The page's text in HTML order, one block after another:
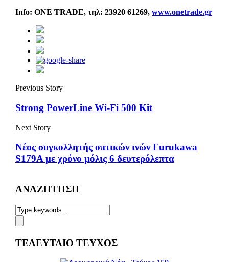
Info: ONE TRADE, τηλ: 23920 61269, www.onetrade.gr
Previous Story
Strong PowerLine Wi-Fi 500 Kit
Next Story
Νέος συγκολλητής οπτικών ινών Furukawa
S179A με χρόνο μόλις 6 δευτερόλεπτα
ΑΝΑΖΗΤΗΣΗ
ΤΕΛΕΥΤΑΙΟ ΤΕΥΧΟΣ